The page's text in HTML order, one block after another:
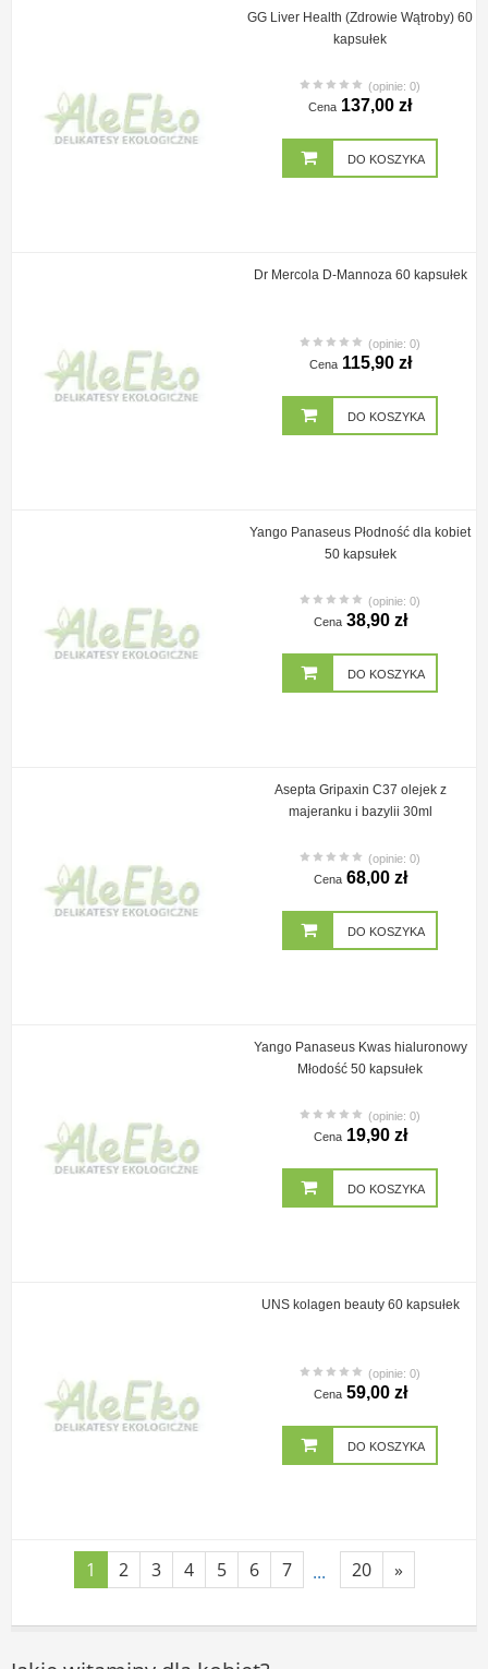
GG Liver Health (Zdrowie Wątroby) 60
kapsułek
(opinie: 0)
Cena 137,00 zł
DO KOSZYKA
Dr Mercola D-Mannoza 60 kapsułek
(opinie: 0)
Cena 115,90 zł
DO KOSZYKA
Yango Panaseus Płodność dla kobiet
50 kapsułek
(opinie: 0)
Cena 38,90 zł
DO KOSZYKA
Asepta Gripaxin C37 olejek z
majeranku i bazylii 30ml
(opinie: 0)
Cena 68,00 zł
DO KOSZYKA
Yango Panaseus Kwas hialuronowy
Młodość 50 kapsułek
(opinie: 0)
Cena 19,90 zł
DO KOSZYKA
UNS kolagen beauty 60 kapsułek
(opinie: 0)
Cena 59,00 zł
DO KOSZYKA
1 2 3 4 5 6 7 ... 20 »